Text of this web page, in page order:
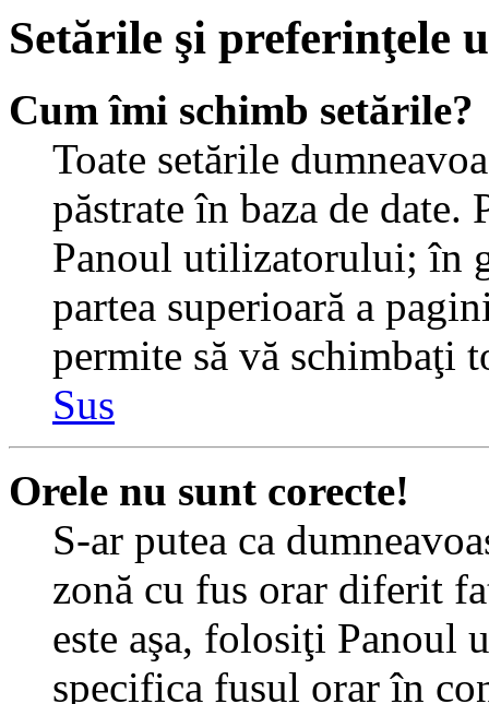
Setările şi preferinţele
Cum îmi schimb setările?
Toate setările
păstrate în baza de
Panoul utilizatorului; în
partea superioară a
permite să vă schimbaţi
Sus
Orele nu sunt corecte!
S-ar putea ca
zonă cu fus orar diferit
este aşa, folosiţi Panoul
specifica fusul orar în